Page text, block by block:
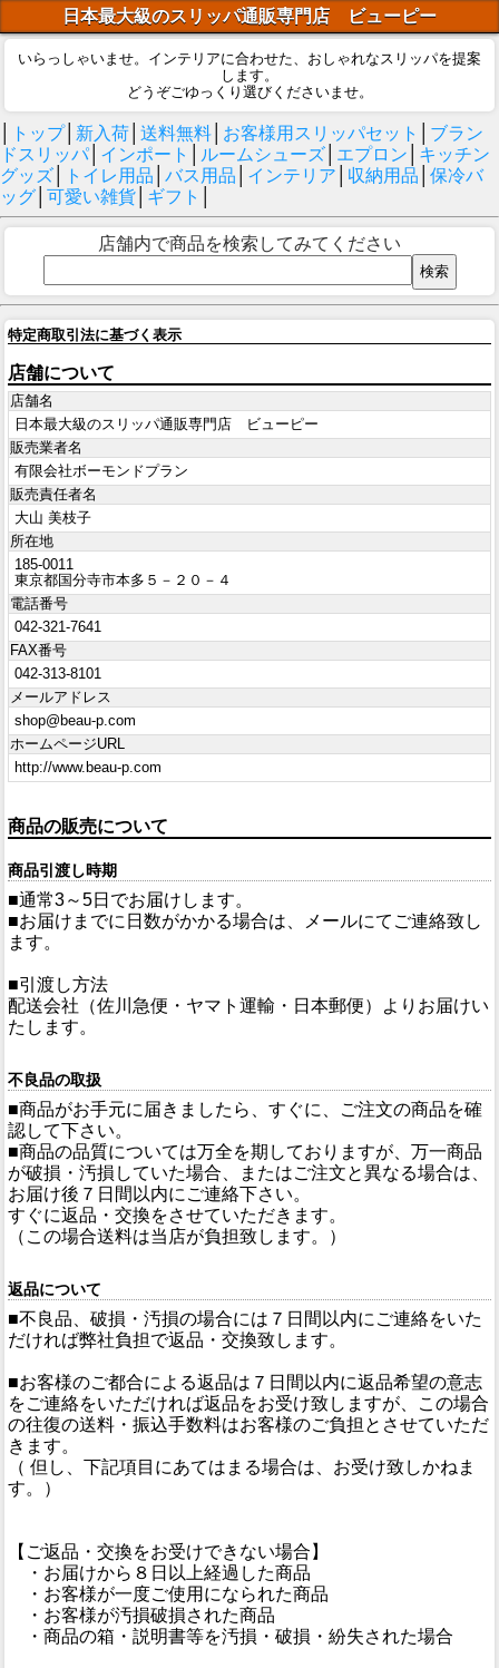
日本最大級のスリッパ通販専門店 ビューピー
いらっしゃいませ。インテリアに合わせた、おしゃれなスリッパを提案
します。
どうぞごゆっくり選びくださいませ。
トップ│ 新入荷 送料無料 お客様用スリッパセット
ブラン
ドスリッパ│ インポート ルームシューズ エプロン
キッチン
グッズ
トイレ用品 バス用品 インテリア 収納用品
保冷バ
ッグ 可愛い雑貨 ギフト
店舗内で商品を検索してみてください
特定商取引法に基づく表示
店舗について
店舗名
日本最大級のスリッパ通販専門店 ビューピー
販売業者名
有限会社ボーモンドプラン
販売責任者名
大山 美枝子
所在地
185-0011
東京都国分寺市本多５－２０－４
電話番号
042-321-7641
FAX番号
042-313-8101
メールアドレス
shop@beau-p.com
ホームページURL
http://www.beau-p.com
商品の販売について
商品引渡し時期
■通常3～5日でお届けします。
■お届けまでに日数がかかる場合は、メールにてご連絡致し
ます。
■引渡し方法
配送会社（佐川急便・ヤマト運輸・日本郵便）よりお届けい
たします。
不良品の取扱
■商品がお手元に届きましたら、すぐに、ご注文の商品を確
認して下さい。
■商品の品質については万全を期しておりますが、万一商品
が破損・汚損していた場合、またはご注文と異なる場合は、
お届け後７日間以内にご連絡下さい。
すぐに返品・交換をさせていただきます。
（この場合送料は当店が負担致します。）
返品について
■不良品、破損・汚損の場合には７日間以内にご連絡をいた
だければ弊社負担で返品・交換致します。
■お客様のご都合による返品は７日間以内に返品希望の意志
をご連絡をいただければ返品をお受け致しますが、この場合
の往復の送料・振込手数料はお客様のご負担とさせていただ
きます。
（ 但し、下記項目にあてはまる場合は、お受け致しかねま
す。）
【ご返品・交換をお受けできない場合】
・お届けから８日以上経過した商品
・お客様が一度ご使用になられた商品
・お客様が汚損破損された商品
・商品の箱・説明書等を汚損・破損・紛失された場合